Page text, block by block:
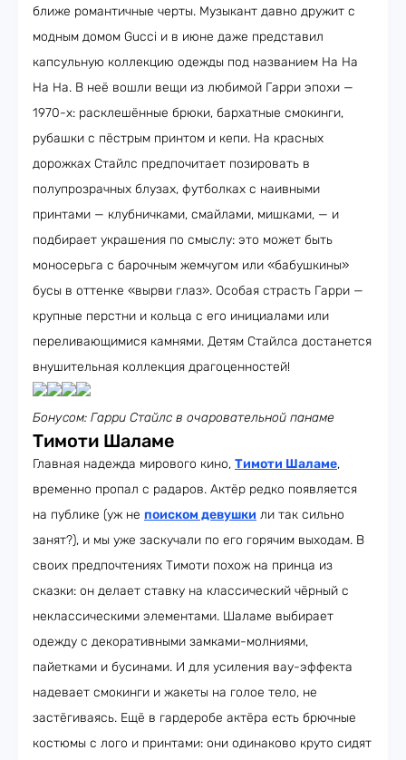
ближе романтичные черты. Музыкант давно дружит с
модным домом Gucci и в июне даже представил
капсульную коллекцию одежды под названием Ha Ha
Ha Ha. В неё вошли вещи из любимой Гарри эпохи —
1970-х: расклешённые брюки, бархатные смокинги,
рубашки с пёстрым принтом и кепи. На красных
дорожках Стайлс предпочитает позировать в
полупрозрачных блузах, футболках с наивными
принтами — клубничками, смайлами, мишками, — и
подбирает украшения по смыслу: это может быть
моносерьга с барочным жемчугом или «бабушкины»
бусы в оттенке «вырви глаз». Особая страсть Гарри —
крупные перстни и кольца с его инициалами или
переливающимися камнями. Детям Стайлса достанется
внушительная коллекция драгоценностей!
Бонусом: Гарри Стайлс в очаровательной панаме
Тимоти Шаламе
Главная надежда мирового кино, Тимоти Шаламе,
временно пропал с радаров. Актёр редко появляется
на публике (уж не поиском девушки ли так сильно
занят?), и мы уже заскучали по его горячим выходам. В
своих предпочтениях Тимоти похож на принца из
сказки: он делает ставку на классический чёрный с
неклассическими элементами. Шаламе выбирает
одежду с декоративными замками-молниями,
пайетками и бусинами. И для усиления вау-эффекта
надевает смокинги и жакеты на голое тело, не
застёгиваясь. Ещё в гардеробе актёра есть брючные
костюмы с лого и принтами: они одинаково круто сидят